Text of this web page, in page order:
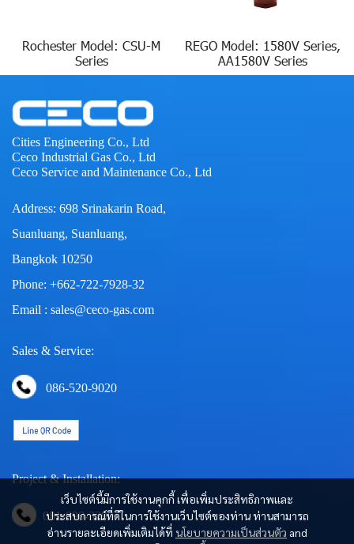
Rochester Model: CSU-M
Series
REGO Model: 1580V Series,
AA1580V Series
เว็บไซต์นี้มีการใช้งานคุกกี้ เพื่อเพิ่มประสิทธิภาพและ
ประสบการณ์ที่ดีในการใช้งานเว็บไซต์ของท่าน ท่านสามารถ
อ่านรายละเอียดเพิ่มเติมได้ที่ นโยบายความเป็นส่วนตัว and
Cities Engineering Co., Ltd
Ceco Industrial Gas Co., Ltd
Ceco Service and Maintenance Co., Ltd
Address: 698 Srinakarin Road,
Suanluang, Suanluang,
Bangkok 10250
Phone: +662-722-7928-32
Email : sales@ceco-gas.com
Sales & Service:
086-520-9020
Project & Installation:
081-890-3290